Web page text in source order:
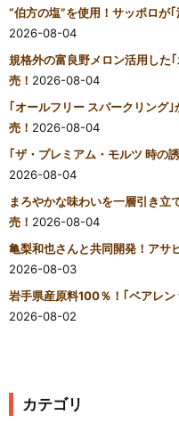
“伯方の塩”を使用！サッポロが
2026-08-04
規格外の富良野メロン活用し
売！ 2026-08-04
｢オールフリー スパークリング
売！ 2026-08-04
｢ザ・プレミアム・モルツ 時の
2026-08-04
まろやかな味わいを一層引き立
売！ 2026-08-04
亀梨和也さんと共同開発！アサ
2026-08-03
岩手県産原料100％！｢ベアレ
2026-08-02
カテゴリ